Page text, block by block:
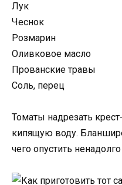
Лук
Чеснок
Розмарин
Оливковое масло
Прованские травы
Соль, перец
Томаты надрезать
кипящую воду.
чего опустить